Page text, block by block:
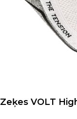
Zeķes VOLT